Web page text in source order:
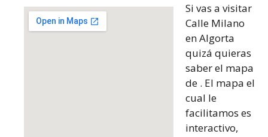
Si vas a visitar
Calle Milano
en Algorta
quizá quieras
saber el mapa
de . El mapa el
cual le
facilitamos es
interactivo,